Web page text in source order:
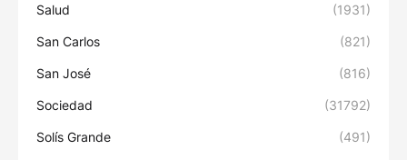
Salud (1931)
San Carlos (821)
San José (816)
Sociedad (31792)
Solís Grande (491)